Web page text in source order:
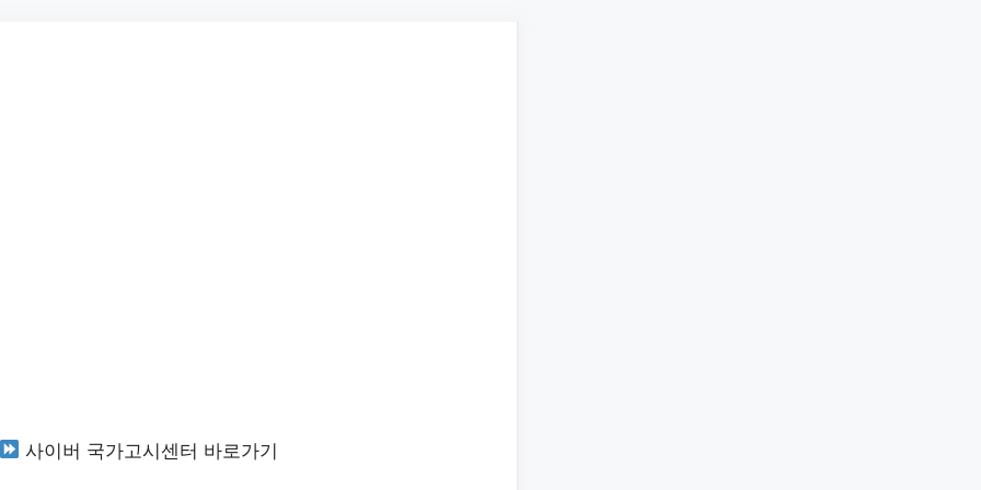
사이버 국가고시센터 바로가기